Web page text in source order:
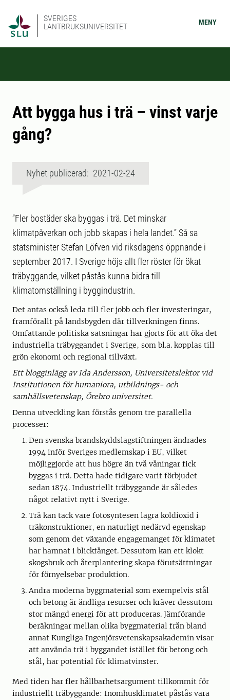
SVERIGES
LANTBRUKSUNIVERSITET
MENY
Att bygga hus i trä – vinst varje
gång?
Nyhet publicerad: 2021-02-24
”Fler bostäder ska byggas i trä. Det minskar
klimatpåverkan och jobb skapas i hela landet.” Så sa
statsminister Stefan Löfven vid riksdagens öppnande i
september 2017. I Sverige höjs allt fler röster för ökat
träbyggande, vilket påstås kunna bidra till
klimatomställning i byggindustrin.
Det antas också leda till fler jobb och fler investeringar,
framförallt på landsbygden där tillverkningen finns.
Omfattande politiska satsningar har gjorts för att öka det
industriella träbyggandet i Sverige, som bl.a. kopplas till
grön ekonomi och regional tillväxt.
Ett blogginlägg av Ida Andersson, Universitetslektor vid
Institutionen för humaniora, utbildnings- och
samhällsvetenskap, Örebro universitet.
Denna utveckling kan förstås genom tre parallella
processer:
Den svenska brandskyddslagstiftningen ändrades
1994 inför Sveriges medlemskap i EU, vilket
möjliggjorde att hus högre än två våningar fick
byggas i trä. Detta hade tidigare varit förbjudet
sedan 1874. Industriellt träbyggande är således
något relativt nytt i Sverige.
Trä kan tack vare fotosyntesen lagra koldioxid i
träkonstruktioner, en naturligt nedärvd egenskap
som genom det växande engagemanget för klimatet
har hamnat i blickfånget. Dessutom kan ett klokt
skogsbruk och återplantering skapa förutsättningar
för förnyelsebar produktion.
Andra moderna byggmaterial som exempelvis stål
och betong är ändliga resurser och kräver dessutom
stor mängd energi för att produceras. Jämförande
beräkningar mellan olika byggmaterial från bland
annat Kungliga Ingenjörsvetenskapsakademin visar
att använda trä i byggandet istället för betong och
stål, har potential för klimatvinster.
Med tiden har fler hållbarhetsargument tillkommit för
industriellt träbyggande: Inomhusklimatet påstås vara